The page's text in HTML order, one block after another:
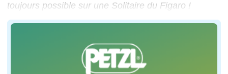
toujours possible sur une Solitaire du Figaro !
Crédit : A.COURCOUX